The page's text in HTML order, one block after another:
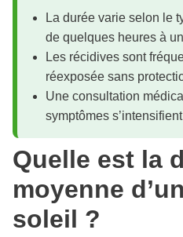
La durée varie selon le
de quelques heures à
Les récidives sont
réexposée sans
Une consultation
symptômes
Quelle est la
moyenne
soleil ?